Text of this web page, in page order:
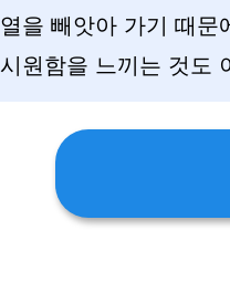
열을 빼앗아 가기 때문
시원함을 느끼는 것도